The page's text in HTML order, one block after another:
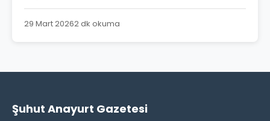
29 Mart 20262 dk okuma
Şuhut Anayurt Gazetesi